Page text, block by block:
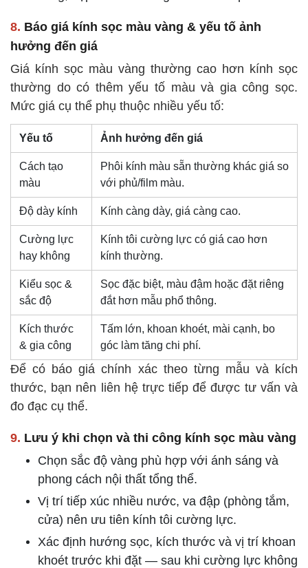
8. Báo giá kính sọc màu vàng & yếu tố ảnh
hưởng đến giá
Giá kính sọc màu vàng thường cao hơn kính sọc
thường do có thêm yếu tố màu và gia công sọc.
Mức giá cụ thể phụ thuộc nhiều yếu tố:
Yếu tố Ảnh hưởng đến giá
Cách tạo
màu
Phôi kính màu sẵn thường khác giá so
với phủ/film màu.
Độ dày kính Kính càng dày, giá càng cao.
Cường lực
hay không
Kính tôi cường lực có giá cao hơn
kính thường.
Kiểu sọc &
sắc độ
Sọc đặc biệt, màu đậm hoặc đặt riêng
đắt hơn mẫu phổ thông.
Kích thước
& gia công
Tấm lớn, khoan khoét, mài cạnh, bo
góc làm tăng chi phí.
Để có báo giá chính xác theo từng mẫu và kích
thước, bạn nên liên hệ trực tiếp để được tư vấn và
đo đạc cụ thể.
9. Lưu ý khi chọn và thi công kính sọc màu vàng
Chọn sắc độ vàng phù hợp với ánh sáng và
phong cách nội thất tổng thể.
Vị trí tiếp xúc nhiều nước, va đập (phòng tắm,
cửa) nên ưu tiên kính tôi cường lực.
Xác định hướng sọc, kích thước và vị trí khoan
khoét trước khi đặt — sau khi cường lực không